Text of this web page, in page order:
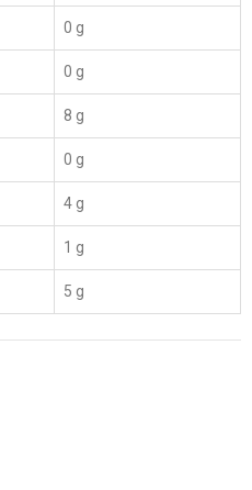
0 g
0 g
8 g
0 g
4 g
1 g
5 g